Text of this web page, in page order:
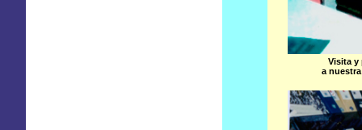
Visita y
a